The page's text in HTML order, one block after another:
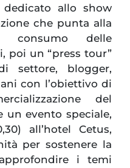
allo show
che punta alla
consumo delle
poi un “press tour”
settore, blogger,
con l’obiettivo di
del
un evento speciale,
all’hotel Cetus,
per sostenere la
i temi